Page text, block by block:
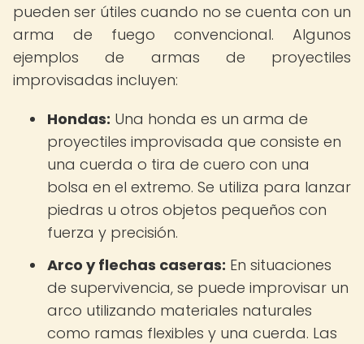
pueden ser útiles cuando no se cuenta con un
arma de fuego convencional. Algunos
ejemplos de armas de proyectiles
improvisadas incluyen:
Hondas: Una honda es un arma de
proyectiles improvisada que consiste en
una cuerda o tira de cuero con una
bolsa en el extremo. Se utiliza para lanzar
piedras u otros objetos pequeños con
fuerza y precisión.
Arco y flechas caseras: En situaciones
de supervivencia, se puede improvisar un
arco utilizando materiales naturales
como ramas flexibles y una cuerda. Las